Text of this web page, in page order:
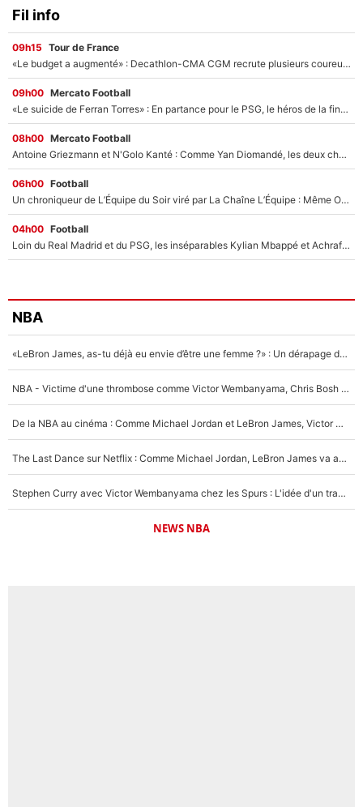
Fil info
09h15 Tour de France
«Le budget a augmenté» : Decathlon-CMA CGM recrute plusieurs coureurs pour offrir à Paul Seixas une équipe pour gagner le Tour de France 2027
09h00 Mercato Football
«Le suicide de Ferran Torres» : En partance pour le PSG, le héros de la finale de la Coupe du monde s'attire les foudres de la presse espagnole !
08h00 Mercato Football
Antoine Griezmann et N'Golo Kanté : Comme Yan Diomandé, les deux champions du monde ont refusé de signer au PSG !
06h00 Football
Un chroniqueur de L’Équipe du Soir viré par La Chaîne L’Équipe : Même Olivier Ménard n’avait pas pu empêcher son départ, «je l’ai appris sur Twitter, je l’ai vécu assez mal»
04h00 Football
Loin du Real Madrid et du PSG, les inséparables Kylian Mbappé et Achraf Hakimi changent d'équipe le temps d'une journée !
NBA
«LeBron James, as-tu déjà eu envie d’être une femme ?» : Un dérapage de Donald Trump sur la superstar de la NBA refait surface
NBA - Victime d'une thrombose comme Victor Wembanyama, Chris Bosh prévient le Français des risques sur sa santé : «J’ai failli mourir sur le coup et j’ai été ramené à la vie»
De la NBA au cinéma : Comme Michael Jordan et LeBron James, Victor Wembanyama rêve d'une carrière d'acteur !
The Last Dance sur Netflix : Comme Michael Jordan, LeBron James va avoir le droit à sa série !
Stephen Curry avec Victor Wembanyama chez les Spurs : L'idée d'un trade historique est lancée en NBA !
NEWS NBA